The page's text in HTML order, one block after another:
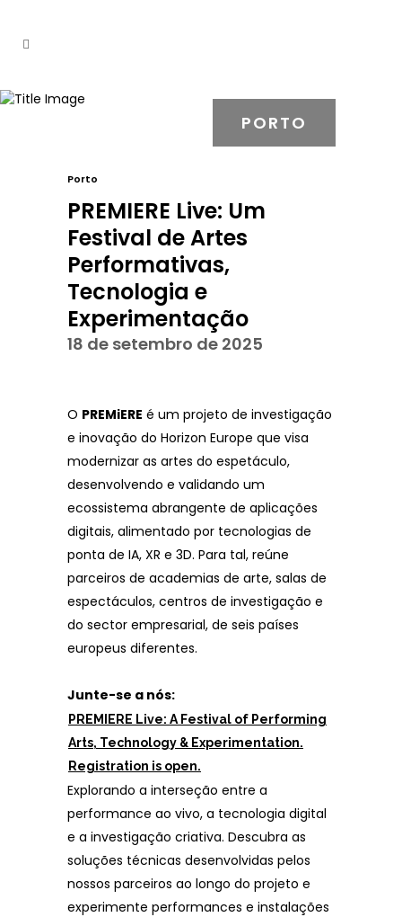
PORTO
Porto
PREMIERE Live: Um
Festival de Artes
Performativas,
Tecnologia e
Experimentação
18 de setembro de 2025
O PREMiERE é um projeto de investigação
e inovação do Horizon Europe que visa
modernizar as artes do espetáculo,
desenvolvendo e validando um
ecossistema abrangente de aplicações
digitais, alimentado por tecnologias de
ponta de IA, XR e 3D. Para tal, reúne
parceiros de academias de arte, salas de
espectáculos, centros de investigação e
do sector empresarial, de seis países
europeus diferentes.
Junte-se a nós:
PREMIERE Live: A Festival of Performing
Arts, Technology & Experimentation.
Registration is open.
Explorando a interseção entre a
performance ao vivo, a tecnologia digital
e a investigação criativa. Descubra as
soluções técnicas desenvolvidas pelos
nossos parceiros ao longo do projeto e
experimente performances e instalações